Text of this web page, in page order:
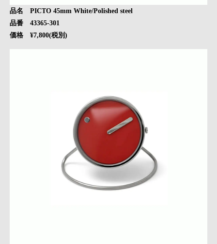
品名 PICTO 45mm White/Polished steel
品番 43365-301
価格 ¥7,800(税別)